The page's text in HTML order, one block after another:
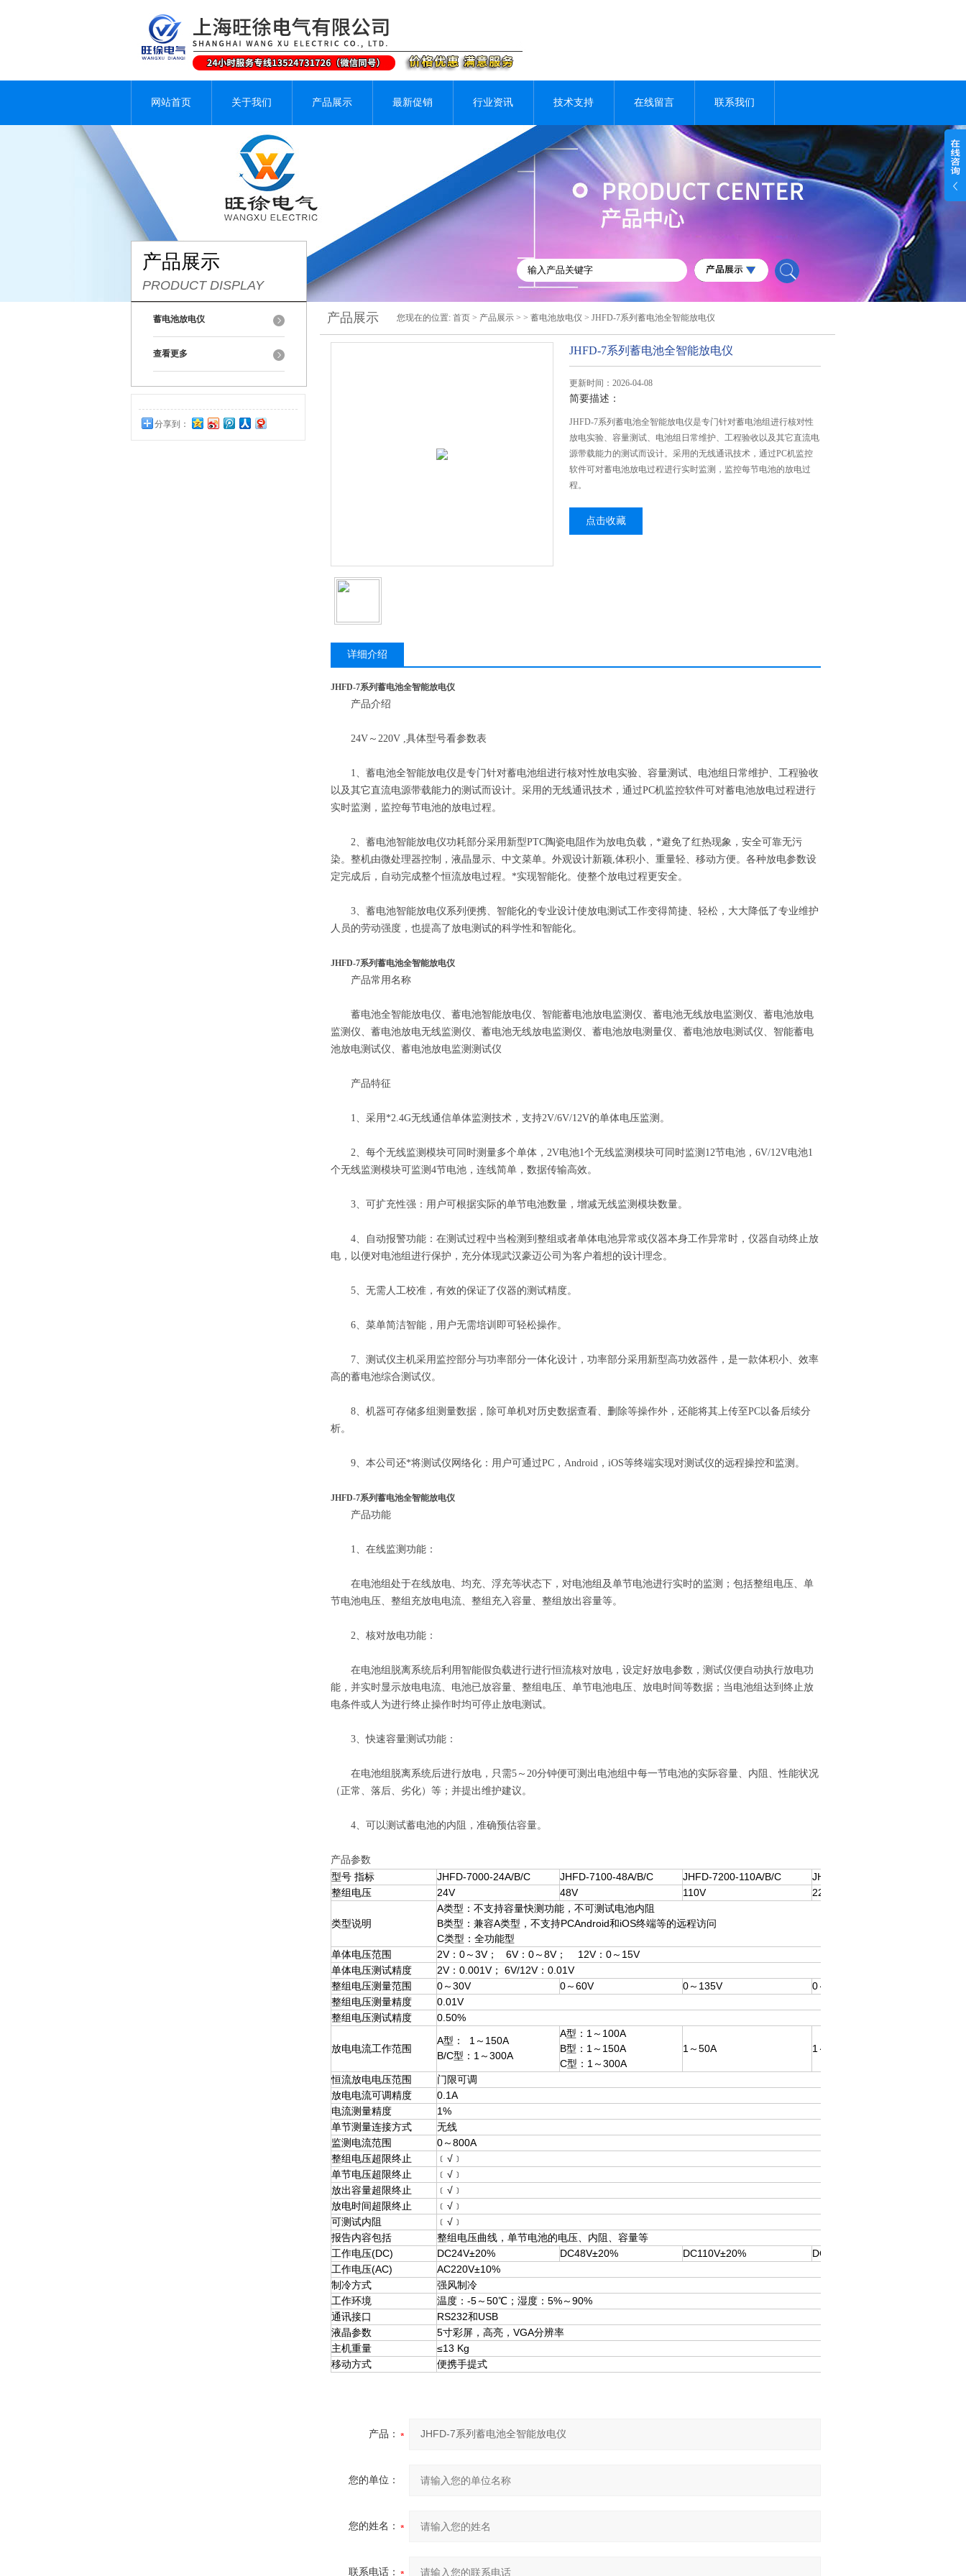
网站首页 关于我们 产品展示 最新促销 行业资讯 技术支持 在线留言 联系我们
产品展示
PRODUCT DISPLAY
蓄电池放电仪
查看更多
分享到：
产品展示 您现在的位置: 首页 > 产品展示 > > 蓄电池放电仪 > JHFD-7系列蓄电池全智能放电仪
JHFD-7系列蓄电池全智能放电仪
更新时间：2026-04-08
简要描述：
JHFD-7系列蓄电池全智能放电仪是专门针对蓄电池组进行核对性
放电实验、容量测试、电池组日常维护、工程验收以及其它直流电
源带载能力的测试而设计。采用的无线通讯技术，通过PC机监控
软件可对蓄电池放电过程进行实时监测，监控每节电池的放电过
程。
点击收藏
详细介绍
JHFD-7系列蓄电池全智能放电仪
产品介绍
24V～220V ,具体型号看参数表
1、蓄电池全智能放电仪是专门针对蓄电池组进行核对性放电实验、容量测试、电池组日常维护、工程验收
以及其它直流电源带载能力的测试而设计。采用的无线通讯技术，通过PC机监控软件可对蓄电池放电过程进行
实时监测，监控每节电池的放电过程。
2、蓄电池智能放电仪功耗部分采用新型PTC陶瓷电阻作为放电负载，*避免了红热现象，安全可靠无污
染。整机由微处理器控制，液晶显示、中文菜单。外观设计新颖,体积小、重量轻、移动方便。各种放电参数设
定完成后，自动完成整个恒流放电过程。*实现智能化。使整个放电过程更安全。
3、蓄电池智能放电仪系列便携、智能化的专业设计使放电测试工作变得简捷、轻松，大大降低了专业维护
人员的劳动强度，也提高了放电测试的科学性和智能化。
​JHFD-7系列蓄电池全智能放电仪
产品常用名称
蓄电池全智能放电仪、蓄电池智能放电仪、智能蓄电池放电监测仪、蓄电池无线放电监测仪、蓄电池放电
监测仪、蓄电池放电无线监测仪、蓄电池无线放电监测仪、蓄电池放电测量仪、蓄电池放电测试仪、智能蓄电
池放电测试仪、蓄电池放电监测测试仪
产品特征
1、采用*2.4G无线通信单体监测技术，支持2V/6V/12V的单体电压监测。
2、每个无线监测模块可同时测量多个单体，2V电池1个无线监测模块可同时监测12节电池，6V/12V电池1
个无线监测模块可监测4节电池，连线简单，数据传输高效。
3、可扩充性强：用户可根据实际的单节电池数量，增减无线监测模块数量。
4、自动报警功能：在测试过程中当检测到整组或者单体电池异常或仪器本身工作异常时，仪器自动终止放
电，以便对电池组进行保护，充分体现武汉豪迈公司为客户着想的设计理念。
5、无需人工校准，有效的保证了仪器的测试精度。
6、菜单简洁智能，用户无需培训即可轻松操作。
7、测试仪主机采用监控部分与功率部分一体化设计，功率部分采用新型高功效器件，是一款体积小、效率
高的蓄电池综合测试仪。
8、机器可存储多组测量数据，除可单机对历史数据查看、删除等操作外，还能将其上传至PC以备后续分
析。
9、本公司还*将测试仪网络化：用户可通过PC，Android，iOS等终端实现对测试仪的远程操控和监测。
​JHFD-7系列蓄电池全智能放电仪
产品功能
1、在线监测功能：
在电池组处于在线放电、均充、浮充等状态下，对电池组及单节电池进行实时的监测；包括整组电压、单
节电池电压、整组充放电电流、整组充入容量、整组放出容量等。
2、核对放电功能：
在电池组脱离系统后利用智能假负载进行进行恒流核对放电，设定好放电参数，测试仪便自动执行放电功
能，并实时显示放电电流、电池已放容量、整组电压、单节电池电压、放电时间等数据；当电池组达到终止放
电条件或人为进行终止操作时均可停止放电测试。
3、快速容量测试功能：
在电池组脱离系统后进行放电，只需5～20分钟便可测出电池组中每一节电池的实际容量、内阻、性能状况
（正常、落后、劣化）等；并提出维护建议。
4、可以测试蓄电池的内阻，准确预估容量。
产品参数
型号 指标 JHFD-7000-24A/B/C JHFD-7100-48A/B/C JHFD-7200-110A/B/C
JHFD-7300-220A/B/C
整组电压
24V 48V 110V 220V
类型说明
A类型：不支持容量快测功能，不可测试电池内阻
B类型：兼容A类型，不支持PCAndroid和iOS终端等的远程访问
C类型：全功能型
单体电压范围
2V：0～3V； 6V：0～8V； 12V：0～15V
单体电压测试精度
2V：0.001V； 6V/12V：0.01V
整组电压测量范围
0～30V 0～60V 0～135V
0～270V
整组电压测量精度
0.01V
整组电压测试精度
0.50%
放电电流工作范围
A型： 1～150A
B/C型：1～300A
A型：1～100A
B型：1～150A
C型：1～300A
1～50A 1～50A
恒流放电电压范围
门限可调
放电电流可调精度
0.1A
电流测量精度
1%
单节测量连接方式
无线
监测电流范围
0～800A
整组电压超限终止
﹝√﹞
单节电压超限终止
﹝√﹞
放出容量超限终止
﹝√﹞
放电时间超限终止
﹝√﹞
可测试内阻
﹝√﹞
报告内容包括
整组电压曲线，单节电池的电压、内阻、容量等
工作电压(DC)
DC24V±20% DC48V±20% DC110V±20%
DC220V±20%
工作电压(AC)
AC220V±10%
制冷方式
强风制冷
工作环境
温度：-5～50℃；湿度：5%～90%
通讯接口
RS232和USB
液晶参数
5寸彩屏，高亮，VGA分辨率
主机重量
≤13 Kg
移动方式
便携手提式
产品：
您的单位：
您的姓名：
联系电话：